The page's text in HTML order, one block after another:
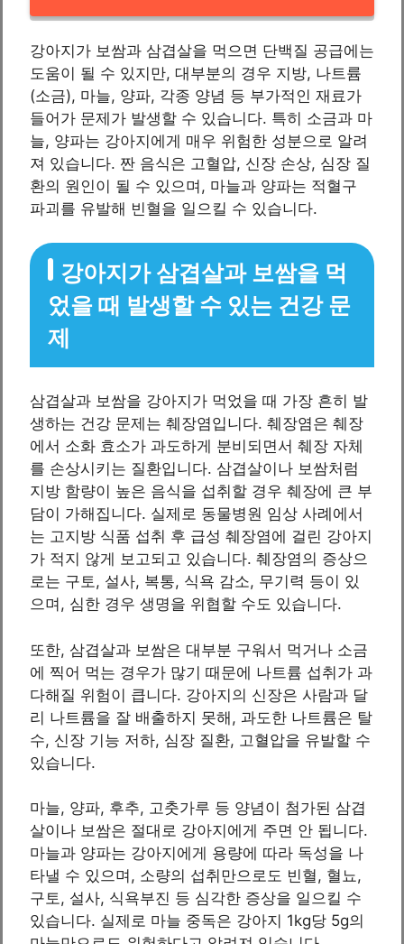
강아지가 보쌈과 삼겹살을 먹으면 단백질 공급에는
도움이 될 수 있지만, 대부분의 경우 지방, 나트륨
(소금), 마늘, 양파, 각종 양념 등 부가적인 재료가
들어가 문제가 발생할 수 있습니다. 특히 소금과 마
늘, 양파는 강아지에게 매우 위험한 성분으로 알려
져 있습니다. 짠 음식은 고혈압, 신장 손상, 심장 질
환의 원인이 될 수 있으며, 마늘과 양파는 적혈구
파괴를 유발해 빈혈을 일으킬 수 있습니다.
강아지가 삼겹살과 보쌈을 먹
었을 때 발생할 수 있는 건강 문
제
삼겹살과 보쌈을 강아지가 먹었을 때 가장 흔히 발
생하는 건강 문제는 췌장염입니다. 췌장염은 췌장
에서 소화 효소가 과도하게 분비되면서 췌장 자체
를 손상시키는 질환입니다. 삼겹살이나 보쌈처럼
지방 함량이 높은 음식을 섭취할 경우 췌장에 큰 부
담이 가해집니다. 실제로 동물병원 임상 사례에서
는 고지방 식품 섭취 후 급성 췌장염에 걸린 강아지
가 적지 않게 보고되고 있습니다. 췌장염의 증상으
로는 구토, 설사, 복통, 식욕 감소, 무기력 등이 있
으며, 심한 경우 생명을 위협할 수도 있습니다.
또한, 삼겹살과 보쌈은 대부분 구워서 먹거나 소금
에 찍어 먹는 경우가 많기 때문에 나트륨 섭취가 과
다해질 위험이 큽니다. 강아지의 신장은 사람과 달
리 나트륨을 잘 배출하지 못해, 과도한 나트륨은 탈
수, 신장 기능 저하, 심장 질환, 고혈압을 유발할 수
있습니다.
마늘, 양파, 후추, 고춧가루 등 양념이 첨가된 삼겹
살이나 보쌈은 절대로 강아지에게 주면 안 됩니다.
마늘과 양파는 강아지에게 용량에 따라 독성을 나
타낼 수 있으며, 소량의 섭취만으로도 빈혈, 혈뇨,
구토, 설사, 식욕부진 등 심각한 증상을 일으킬 수
있습니다. 실제로 마늘 중독은 강아지 1kg당 5g의